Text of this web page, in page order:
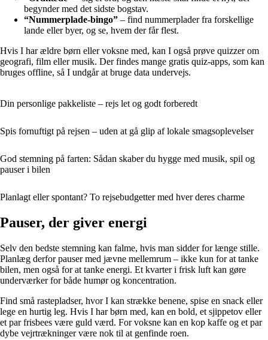
begynder med det sidste bogstav.
“Nummerplade-bingo” – find nummerplader fra forskellige
lande eller byer, og se, hvem der får flest.
Hvis I har ældre børn eller voksne med, kan I også prøve quizzer om
geografi, film eller musik. Der findes mange gratis quiz-apps, som kan
bruges offline, så I undgår at bruge data undervejs.
Din personlige pakkeliste – rejs let og godt forberedt
Spis fornuftigt på rejsen – uden at gå glip af lokale smagsoplevelser
God stemning på farten: Sådan skaber du hygge med musik, spil og
pauser i bilen
Planlagt eller spontant? To rejsebudgetter med hver deres charme
Pauser, der giver energi
Selv den bedste stemning kan falme, hvis man sidder for længe stille.
Planlæg derfor pauser med jævne mellemrum – ikke kun for at tanke
bilen, men også for at tanke energi. Et kvarter i frisk luft kan gøre
underværker for både humør og koncentration.
Find små rastepladser, hvor I kan strække benene, spise en snack eller
lege en hurtig leg. Hvis I har børn med, kan en bold, et sjippetov eller
et par frisbees være guld værd. For voksne kan en kop kaffe og et par
dybe vejrtrækninger være nok til at genfinde roen.